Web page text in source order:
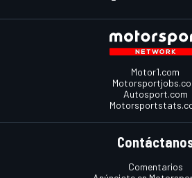
Motor1.com
Autosport.com
Comentarios